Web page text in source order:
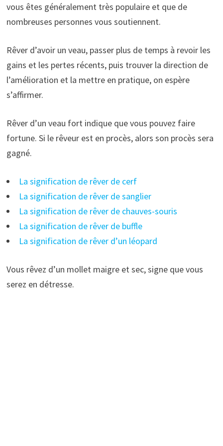
vous êtes généralement très populaire et que de
nombreuses personnes vous soutiennent.
Rêver d’avoir un veau, passer plus de temps à revoir les
gains et les pertes récents, puis trouver la direction de
l’amélioration et la mettre en pratique, on espère
s’affirmer.
Rêver d’un veau fort indique que vous pouvez faire
fortune. Si le rêveur est en procès, alors son procès sera
gagné.
La signification de rêver de cerf
La signification de rêver de sanglier
La signification de rêver de chauves-souris
La signification de rêver de buffle
La signification de rêver d’un léopard
Vous rêvez d’un mollet maigre et sec, signe que vous
serez en détresse.